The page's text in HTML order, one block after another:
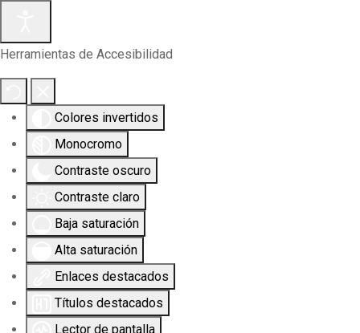
Herramientas de Accesibilidad
Colores invertidos
Monocromo
Contraste oscuro
Contraste claro
Baja saturación
Alta saturación
Enlaces destacados
Títulos destacados
Lector de pantalla